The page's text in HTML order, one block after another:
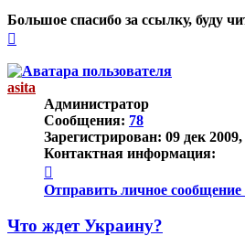
Большое спасибо за ссылку, буду
началу
asita
Администратор
Сообщения: 78
Зарегистрирован: 09 дек
Контактная информация:
информация
пользователя
Отправить личное сообщение
Что ждет Украину?